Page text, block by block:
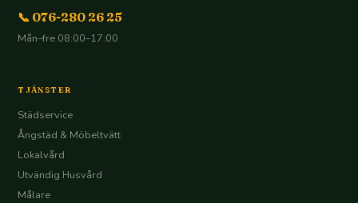
📞 076-280 26 25
Mån–fre 08:00–17:00
TJÄNSTER
Städservice
Ångstäd & Möbeltvätt
Lokalvård
Utvändig Husvård
Målare